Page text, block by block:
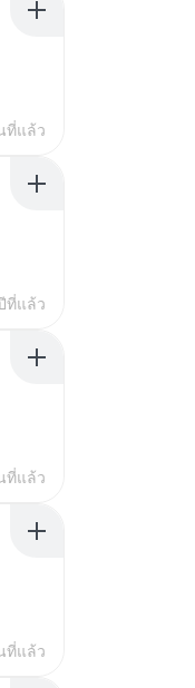
ที่แล้ว
ที่แล้ว
ที่แล้ว
ที่แล้ว